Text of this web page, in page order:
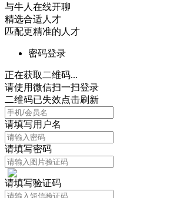
与牛人在线开聊
精选合适人才
匹配更精准的人才
密码登录
正在获取二维码...
请使用微信扫一扫登录
二维码已失效点击刷新
请填写用户名
请填写密码
请填写验证码